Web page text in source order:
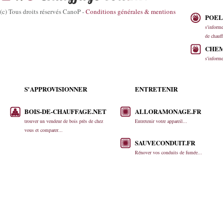
(c) Tous droits réservés CanoP -Conditions générales & mentions
de
S'APPROVISIONNER
BOIS-DE-CHAUFFAGE.NET
trouver un vendeur de bois près de chez
vous et comparer...
ENTRETENIR
ALLORAMONAGE.FR
Entretenir votre appareil...
SAUVECONDUIT.FR
Rénover vos conduits de fumée...